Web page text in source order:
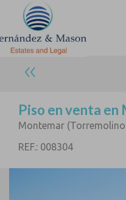
Piso en venta
Montemar
REF.: 008304